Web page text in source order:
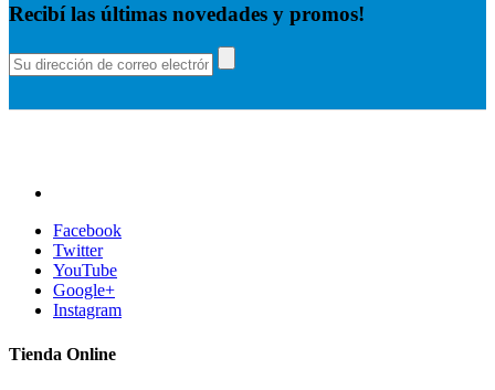
Recibí las últimas novedades y promos!
Facebook
Twitter
YouTube
Google+
Instagram
Tienda Online